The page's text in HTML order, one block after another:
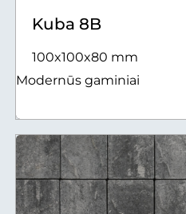
Kuba 8B
100x100x80 mm
Modernūs gaminiai